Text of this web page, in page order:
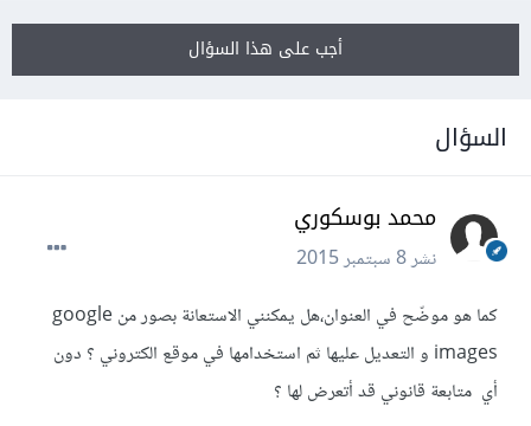
أجب على هذا السؤال
السؤال
محمد بوسكوري
نشر8 سبتمبر 2015
كما هو موضّح في العنوان،هل يمكنني الاستعانة بصور من google
images و التعديل عليها ثم استخدامها في موقع الكتروني ؟ دون
أي متابعة قانوني قد أتعرض لها ؟